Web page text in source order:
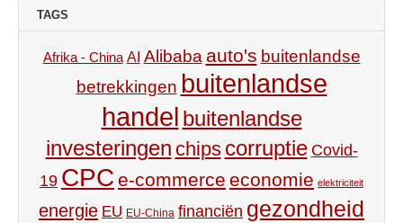
TAGS
Afrika - China AI Alibaba auto's buitenlandse
betrekkingen buitenlandse
handel buitenlandse
investeringen chips corruptie Covid-
19 CPC e-commerce economie elektriciteit
energie EU EU-China financiën gezondheid